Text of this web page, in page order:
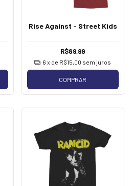
Rise Against - Street Kids
R$89,99
6 x de R$15,00 sem juros
COMPRAR